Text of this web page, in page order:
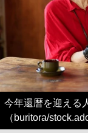
今年還暦を迎える
（buritora/